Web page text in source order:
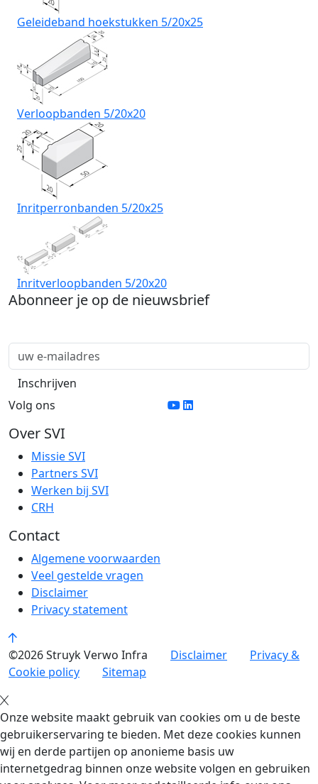
Geleideband hoekstukken 5/20x25
Verloopbanden 5/20x20
Inritperronbanden 5/20x25
Inritverloopbanden 5/20x20
Abonneer je op de nieuwsbrief
Volg ons
Over SVI
Missie SVI
Partners SVI
Werken bij SVI
CRH
Contact
Algemene voorwaarden
Veel gestelde vragen
Disclaimer
Privacy statement
©2026 Struyk Verwo Infra Disclaimer
Privacy &
Cookie policy
Sitemap
Onze website maakt gebruik van cookies om u de beste
gebruikerservaring te bieden. Met deze cookies kunnen
wij en derde partijen op anonieme basis uw
internetgedrag binnen onze website volgen en gebruiken